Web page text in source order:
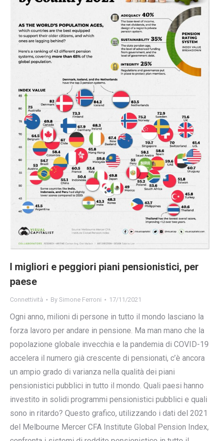
I migliori e peggiori piani pensionistici, per
paese
Connettività By Simone Ferroni 17/11/2021
Ogni anno, milioni di persone in tutto il mondo lasciano la
forza lavoro per andare in pensione. Ma man mano che la
popolazione globale invecchia e la pandemia di COVID-19
accelera il numero già crescente di pensionati, c’è ancora
un ampio grado di varianza nella qualità dei piani
pensionistici pubblici in tutto il mondo. Quali paesi hanno
investito in solidi programmi pensionistici pubblici e quali
sono in ritardo? Questo grafico, utilizzando i dati del 2021
del Melbourne Mercer CFA Institute Global Pension Index,